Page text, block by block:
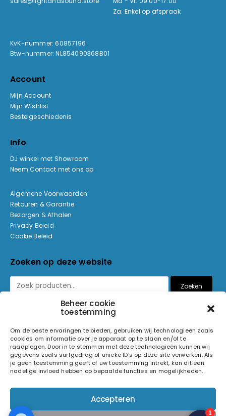
Beheer cookie
toestemming
Om de beste ervaringen te bieden, gebruiken wij technologieën zoals
cookies om informatie over je apparaat op te slaan en/of te
raadplegen. Door in te stemmen met deze technologieën kunnen wij
gegevens zoals surfgedrag of unieke ID's op deze site verwerken. Als
je geen toestemming geeft of uw toestemming intrekt, kan dit een
nadelige invloed hebben op bepaalde functies en mogelijkheden.
Accepteren
Za: Enkel op afspraak
KvK-nummer: 60857196
Btw-nummer: NL854090368B01
Account
Mijn Account
Mijn Wishlist
Bestelgeschiedenis
Info
DJ winkel met Showroom
Neem Contact met ons op
Algemene Voorwaarden
Retouren & Garantie
Bezorgen & Afhalen
Privacy Beleid
Cookie Beleid
Zoeken op deze website
Zoeken
© 2026 Light and Sound Factory. Alle rechten voorbehouden.